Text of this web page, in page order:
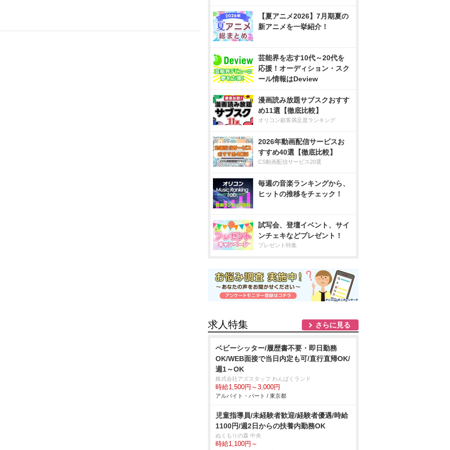
【夏アニメ2026】7月期夏の
新アニメを一挙紹介！
芸能界を志す10代～20代を
応援！オーディション・スク
ール情報はDeview
漫画読み放題サブスクおすす
め11選【徹底比較】
オリコン顧客満足度ランキング
2026年動画配信サービスお
すすめ40選【徹底比較】
CS動画配信サービス20選
毎週の音楽ランキングから、
ヒットの推移をチェック！
試写会、登壇イベント、サイ
ンチェキなどプレゼント！
プレゼント特集
求人特集 さらに見る
ベビーシッター/履歴書不要・即日勤務
OK/WEB面接で当日内定も可/直行直帰OK/
週1～OK
株式会社アズスタッフ わんぱくランド
時給1,500円～3,000円
アルバイト・パート / 東京都
児童指導員/未経験者歓迎/経験者優遇/時給
1100円/週2日からの扶養内勤務OK
ぬくもりの森 中央
時給1,100円～